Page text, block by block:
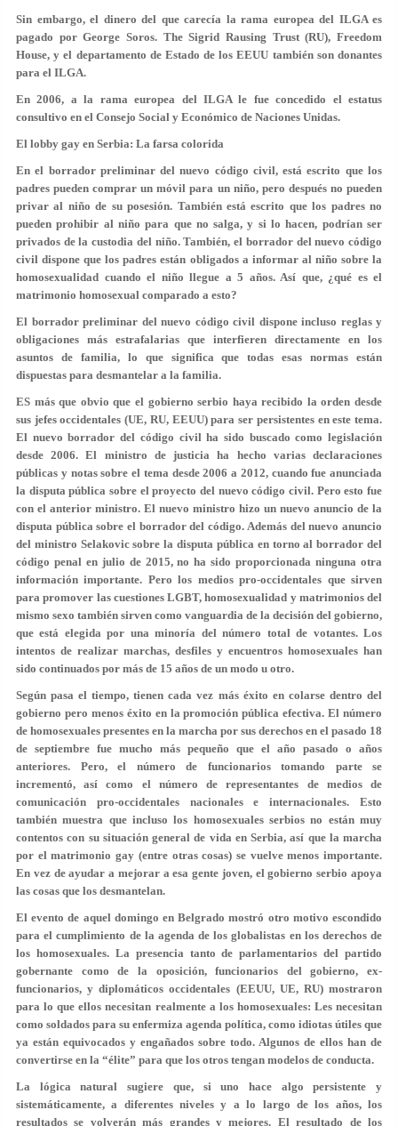
Sin embargo, el dinero del que carecía la rama europea del ILGA es
pagado por George Soros. The Sigrid Rausing Trust (RU), Freedom
House, y el departamento de Estado de los EEUU también son donantes
para el ILGA.
En 2006, a la rama europea del ILGA le fue concedido el estatus
consultivo en el Consejo Social y Económico de Naciones Unidas.
El lobby gay en Serbia: La farsa colorida
En el borrador preliminar del nuevo código civil, está escrito que los
padres pueden comprar un móvil para un niño, pero después no pueden
privar al niño de su posesión. También está escrito que los padres no
pueden prohibir al niño para que no salga, y si lo hacen, podrían ser
privados de la custodia del niño. También, el borrador del nuevo código
civil dispone que los padres están obligados a informar al niño sobre la
homosexualidad cuando el niño llegue a 5 años. Así que, ¿qué es el
matrimonio homosexual comparado a esto?
El borrador preliminar del nuevo código civil dispone incluso reglas y
obligaciones más estrafalarias que interfieren directamente en los
asuntos de familia, lo que significa que todas esas normas están
dispuestas para desmantelar a la familia.
ES más que obvio que el gobierno serbio haya recibido la orden desde
sus jefes occidentales (UE, RU, EEUU) para ser persistentes en este tema.
El nuevo borrador del código civil ha sido buscado como legislación
desde 2006. El ministro de justicia ha hecho varias declaraciones
públicas y notas sobre el tema desde 2006 a 2012, cuando fue anunciada
la disputa pública sobre el proyecto del nuevo código civil. Pero esto fue
con el anterior ministro. El nuevo ministro hizo un nuevo anuncio de la
disputa pública sobre el borrador del código. Además del nuevo anuncio
del ministro Selakovic sobre la disputa pública en torno al borrador del
código penal en julio de 2015, no ha sido proporcionada ninguna otra
información importante. Pero los medios pro-occidentales que sirven
para promover las cuestiones LGBT, homosexualidad y matrimonios del
mismo sexo también sirven como vanguardia de la decisión del gobierno,
que está elegida por una minoría del número total de votantes. Los
intentos de realizar marchas, desfiles y encuentros homosexuales han
sido continuados por más de 15 años de un modo u otro.
Según pasa el tiempo, tienen cada vez más éxito en colarse dentro del
gobierno pero menos éxito en la promoción pública efectiva. El número
de homosexuales presentes en la marcha por sus derechos en el pasado 18
de septiembre fue mucho más pequeño que el año pasado o años
anteriores. Pero, el número de funcionarios tomando parte se
incrementó, así como el número de representantes de medios de
comunicación pro-occidentales nacionales e internacionales. Esto
también muestra que incluso los homosexuales serbios no están muy
contentos con su situación general de vida en Serbia, así que la marcha
por el matrimonio gay (entre otras cosas) se vuelve menos importante.
En vez de ayudar a mejorar a esa gente joven, el gobierno serbio apoya
las cosas que los desmantelan.
El evento de aquel domingo en Belgrado mostró otro motivo escondido
para el cumplimiento de la agenda de los globalistas en los derechos de
los homosexuales. La presencia tanto de parlamentarios del partido
gobernante como de la oposición, funcionarios del gobierno, ex-
funcionarios, y diplomáticos occidentales (EEUU, UE, RU) mostraron
para lo que ellos necesitan realmente a los homosexuales: Les necesitan
como soldados para su enfermiza agenda política, como idiotas útiles que
ya están equivocados y engañados sobre todo. Algunos de ellos han de
convertirse en la “élite” para que los otros tengan modelos de conducta.
La lógica natural sugiere que, si uno hace algo persistente y
sistemáticamente, a diferentes niveles y a lo largo de los años, los
resultados se volverán más grandes y mejores. El resultado de los